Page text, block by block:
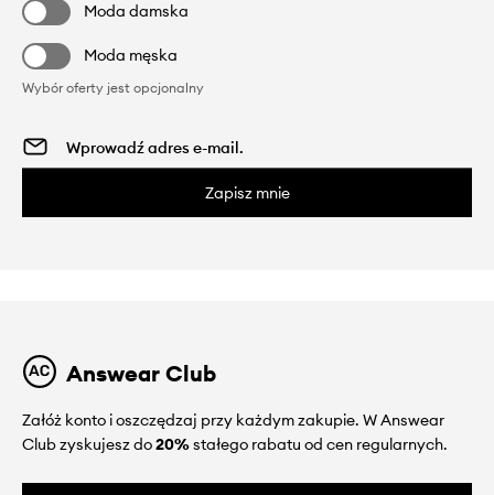
Moda damska
Moda męska
Wybór oferty jest opcjonalny
Zapisz mnie
Answear Club
Załóż konto i oszczędzaj przy każdym zakupie. W Answear
Club zyskujesz do20%stałego rabatu od cen regularnych.